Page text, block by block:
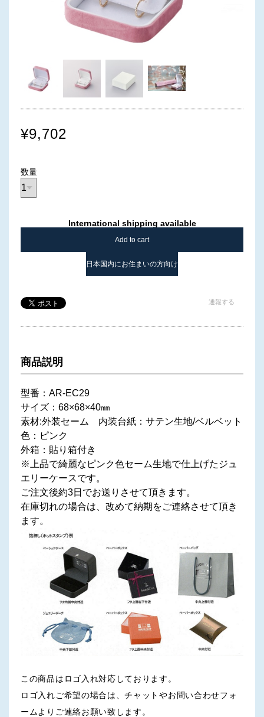
¥9,702
数量
International shipping available
Add to cart
日本国内にお住まいの方向け
通報する
商品説明
型番：AR-EC29
サイズ：68×68×40㎜
素材:外装セーム 内装台紙：サテン生地/ベルベット
色：ピンク
外箱：貼り箱付き
※上品で綺麗なピンク色セーム生地で仕上げたジュ
エリーケースです。
ご注文後約3日でお送りさせて頂きます。
在庫切れの場合は、改めて納期をご連絡させて頂き
ます。
この商品はロゴ入れ対応しております。
ロゴ入れご希望の場合は、チャットやお問い合わせフォ
ームよりご連絡お願い致します。